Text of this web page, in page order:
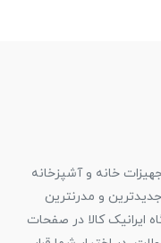
خانه و آشپزخانه
و مدرنترین
ایرانیک کالا در صفحات